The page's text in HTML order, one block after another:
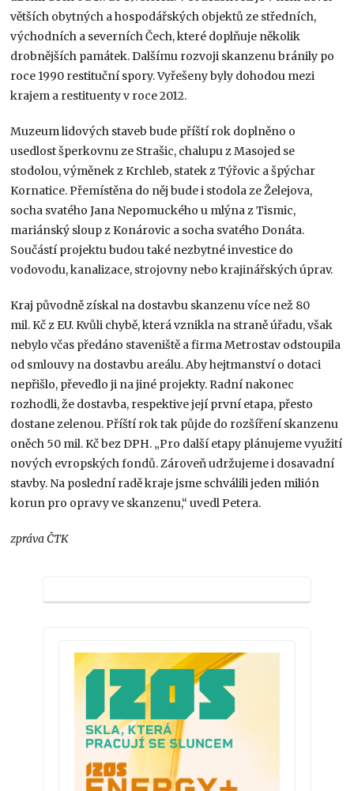
větších obytných a hospodářských objektů ze středních,
východních a severních Čech, které doplňuje několik
drobnějších památek. Dalšímu rozvoji skanzenu bránily po
roce 1990 restituční spory. Vyřešeny byly dohodou mezi
krajem a restituenty v roce 2012.
Muzeum lidových staveb bude příští rok doplněno o
usedlost šperkovnu ze Strašic, chalupu z Masojed se
stodolou, výměnek z Krchleb, statek z Týřovic a špýchar
Kornatice. Přemístěna do něj bude i stodola ze Želejova,
socha svatého Jana Nepomuckého u mlýna z Tismic,
mariánský sloup z Konárovic a socha svatého Donáta.
Součástí projektu budou také nezbytné investice do
vodovodu, kanalizace, strojovny nebo krajinářských úprav.
Kraj původně získal na dostavbu skanzenu více než 80
mil. Kč z EU. Kvůli chybě, která vznikla na straně úřadu, však
nebylo včas předáno staveniště a firma Metrostav odstoupila
od smlouvy na dostavbu areálu. Aby hejtmanství o dotaci
nepřišlo, převedlo ji na jiné projekty. Radní nakonec
rozhodli, že dostavba, respektive její první etapa, přesto
dostane zelenou. Příští rok tak půjde do rozšíření skanzenu
oněch 50 mil. Kč bez DPH. „Pro další etapy plánujeme využití
nových evropských fondů. Zároveň udržujeme i dosavadní
stavby. Na poslední radě kraje jsme schválili jeden milión
korun pro opravy ve skanzenu,“ uvedl Petera.
zpráva ČTK